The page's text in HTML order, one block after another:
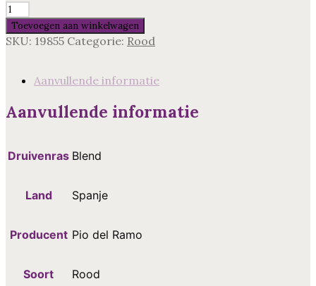
Pio
del
Ramo
Spanje
Toevoegen aan winkelwagen
SKU: 19855 Categorie: Rood
Aanvullende informatie
Aanvullende informatie
Druivenras Blend
Land Spanje
Producent Pio del Ramo
Soort Rood